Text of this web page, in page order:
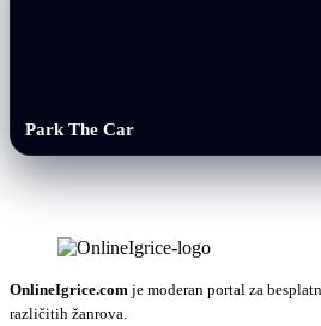
Park The Car
OnlineIgrice.com je moderan portal za
različitih žanrova.